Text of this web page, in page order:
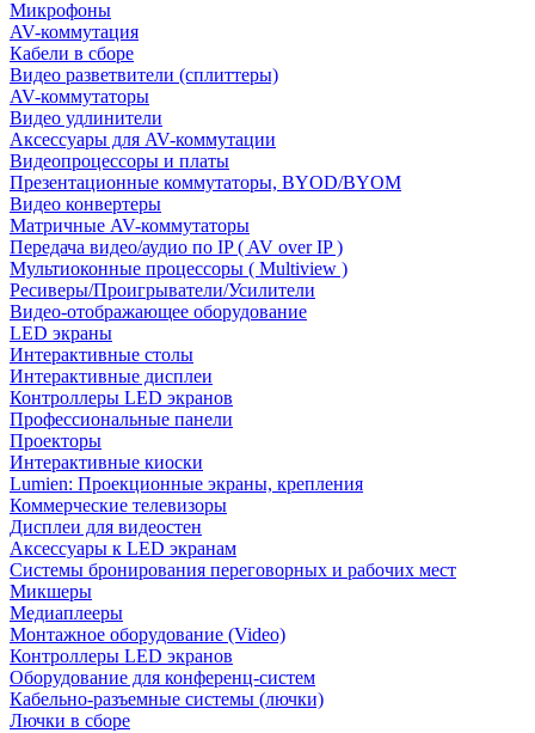
Микрофоны
AV-коммутация
Кабели в сборе
Видео разветвители (сплиттеры)
AV-коммутаторы
Видео удлинители
Аксессуары для AV-коммутации
Видеопроцессоры и платы
Презентационные коммутаторы, BYOD/BYOM
Видео конвертеры
Матричные AV-коммутаторы
Передача видео/аудио по IP ( AV over IP )
Мультиоконные процессоры ( Multiview )
Ресиверы/Проигрыватели/Усилители
Видео-отображающее оборудование
LED экраны
Интерактивные столы
Интерактивные дисплеи
Контроллеры LED экранов
Профессиональные панели
Проекторы
Интерактивные киоски
Lumien: Проекционные экраны, крепления
Коммерческие телевизоры
Дисплеи для видеостен
Аксессуары к LED экранам
Системы бронирования переговорных и рабочих мест
Микшеры
Медиаплееры
Монтажное оборудование (Video)
Контроллеры LED экранов
Оборудование для конференц-систем
Кабельно-разъемные системы (лючки)
Лючки в сборе